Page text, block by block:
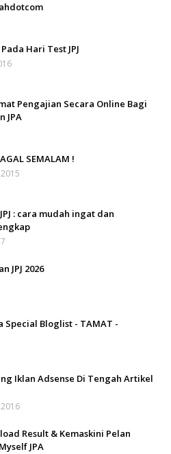
Hari Test JPJ
Pengajian Secara Online Bagi
JPA
SEMALAM !
: cara mudah ingat dan
JPJ 2026
Special Bloglist - TAMAT -
Iklan Adsense Di Tengah Artikel
Result & Kemaskini Pelan
JPA